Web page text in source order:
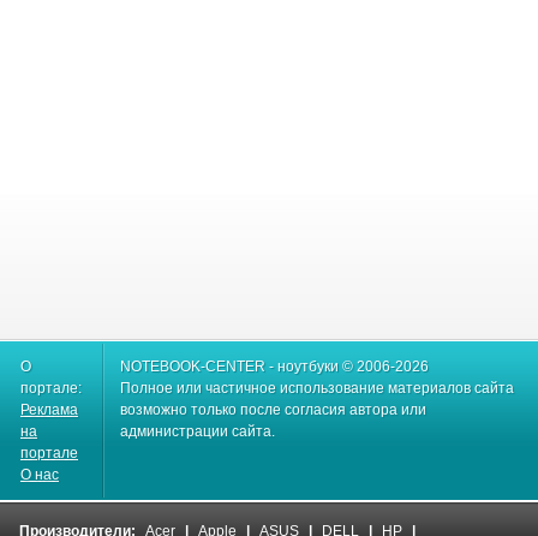
О
портале:
Реклама
на
портале
О нас
NOTEBOOK-CENTER - ноутбуки © 2006-2026
Полное или частичное использование материалов сайта
возможно только после согласия автора или
администрации сайта.
Производители: Acer Apple ASUS DELL HP